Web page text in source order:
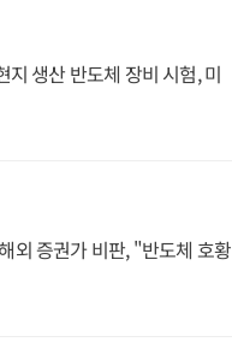
생산 반도체 장비 시험, 미
외 증권가 비판, "반도체 호황